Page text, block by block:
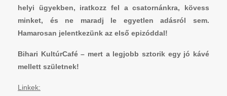
helyi ügyekben, iratkozz fel a csatornánkra, kövess
minket, és ne maradj le egyetlen adásról sem.
Hamarosan jelentkezünk az első epizóddal!
Bihari KultúrCafé – mert a legjobb sztorik egy jó kávé
mellett születnek!
Linkek: